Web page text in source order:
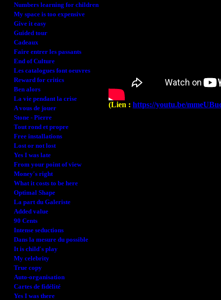
Numbers learning for children
My space is too expensive
Give it easy
Guided tour
Cadeaux
Faire entrer les passants
End of Culture
Les catalogues font oeuvres
Reward for critics
Ben alors
La vie pendant la crise
A vous de jouer
Stone - Pierre
Tout rond et propre
Free installations
Lost or not lost
Yes I was late
From your point of view
Money's right
What it costs to be here
Optimal Shape
La part du Galeriste
Added value
90 Cents
Intense seductions
Dans la mesure du possible
It is child's play
My celebrity
True copy
Auto-organisation
Cartes de fidélité
Yes I was there
(Lien : https://youtu.be/